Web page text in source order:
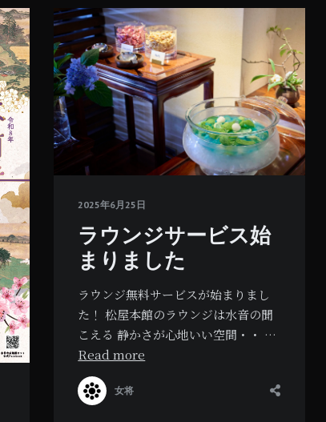
2025年6月25日
ラウンジサービス始
まりました
ラウンジ無料サービスが始まりまし
た！ 松屋本館のラウンジは水音の聞
こえる 静かさが心地いい空間・・ …
Read more
女将